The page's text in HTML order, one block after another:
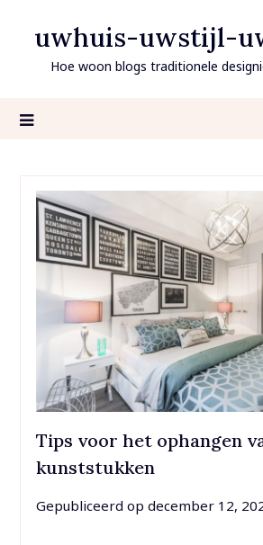
uwhuis-uwstijl-
Hoe woon blogs traditionele
Tips voor het ophangen
kunststukken
Gepubliceerd op december 12,